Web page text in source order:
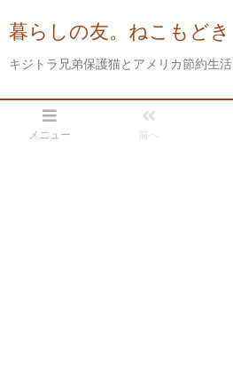
暮らしの友。ねこもどき
キジトラ兄弟保護猫とアメリカ節約生活
メニュー 前へ